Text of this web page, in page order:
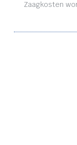
Zaagkosten